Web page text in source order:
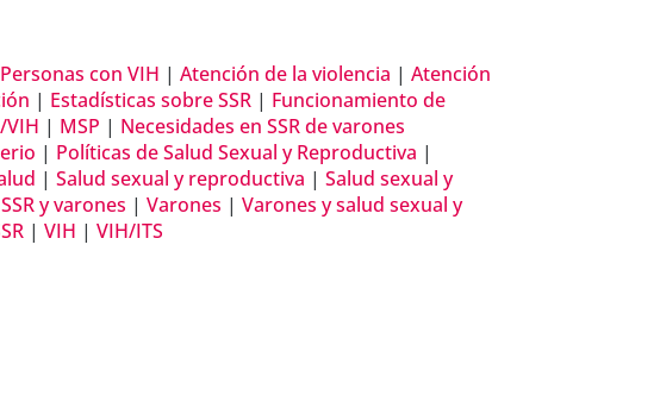
con VIH |Atención de la violencia |Atención
| Estadísticas sobre SSR | Funcionamiento de
VIH | MSP | Necesidades en SSR de varones
| Políticas de Salud Sexual y Reproductiva |
|Salud sexual y reproductiva |Salud sexual y
SSR y varones |Varones |Varones y salud sexual y
|VIH |VIH/ITS